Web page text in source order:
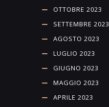
OTTOBRE 2023
SETTEMBRE 2023
AGOSTO 2023
LUGLIO 2023
GIUGNO 2023
MAGGIO 2023
APRILE 2023